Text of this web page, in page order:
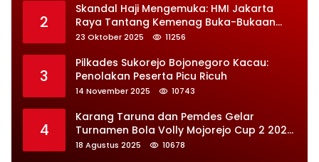
2
Skandal Haji Mengemuka: HMI Jakarta
Raya Tantang Kemenag Buka-Bukaan
Soal Kontrak Syarekah Bermasalah
23 Oktober 2025 11256
3
Pilkades Sukorejo Bojonegoro Kacau:
Penolakan Peserta Picu Ricuh
14 November 2025 10743
4
Karang Taruna dan Pemdes Gelar
Turnamen Bola Volly Mojorejo Cup 2 2025,
Diikuti 28 Tim
18 Agustus 2025 10678